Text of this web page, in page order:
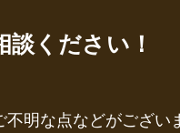
談ください！
明な点などがござい